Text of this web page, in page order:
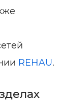
REHAU.